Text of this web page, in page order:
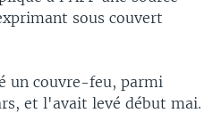
sous couvert
un couvre-feu, parmi
et l'avait levé début mai.